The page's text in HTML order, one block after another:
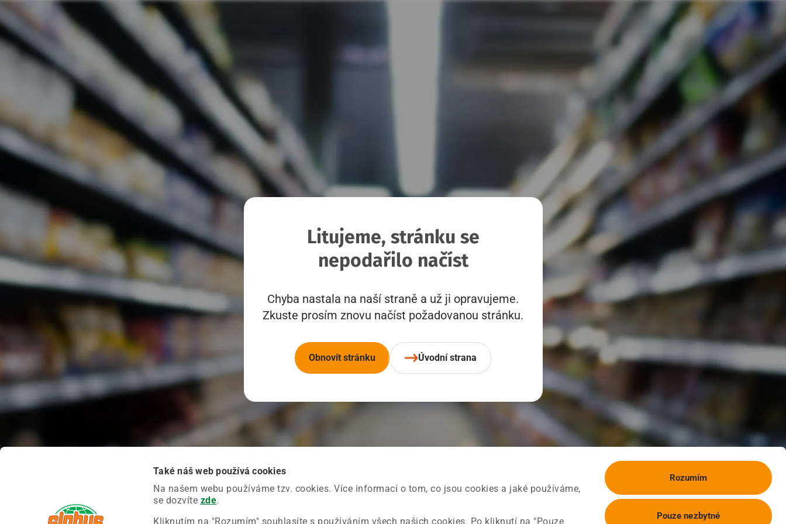
Také náš web používá cookies
Na našem webu používáme tzv. cookies. Více informací o tom, co jsou cookies a jaké používáme,
se dozvíte zde.
Kliknutím na "Rozumím" souhlasíte s používáním všech našich cookies. Po kliknutí na "Pouze
Rozumím
Pouze nezbytné
Litujeme, stránku se
nepodařilo načíst
Chyba nastala na naší straně a už ji opravujeme.
Zkuste prosím znovu načíst požadovanou stránku.
Obnovit stránku Úvodní strana